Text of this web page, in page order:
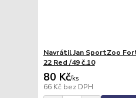
Navrátil Jan SportZoo
22 Red /49 č.10
80 Kč/ks
66 Kč bez DPH